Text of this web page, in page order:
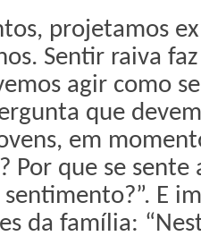
projetamos
Sentir raiva
agir como
que
em
Por que se sente
sentimento?”. E
da família: